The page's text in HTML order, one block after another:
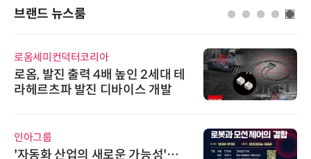
브랜드 뉴스룸
로옴세미컨덕터코리아
로옴, 발진 출력 4배 높인 2세대 테
라헤르츠파 발진 디바이스 개발
인아그룹
'자동화 산업의 새로운 가능성'…